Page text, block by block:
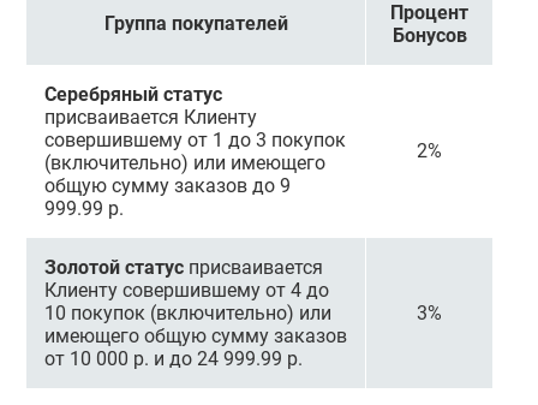
Группа покупателей
Процент
Бонусов
Серебряный статус
присваивается Клиенту
совершившему от 1 до 3 покупок
(включительно) или имеющего
общую сумму заказов до 9
999.99 р.
2%
Золотой статус присваивается
Клиенту совершившему от 4 до
10 покупок (включительно) или
имеющего общую сумму заказов
от 10 000 р. и до 24 999.99 р.
3%